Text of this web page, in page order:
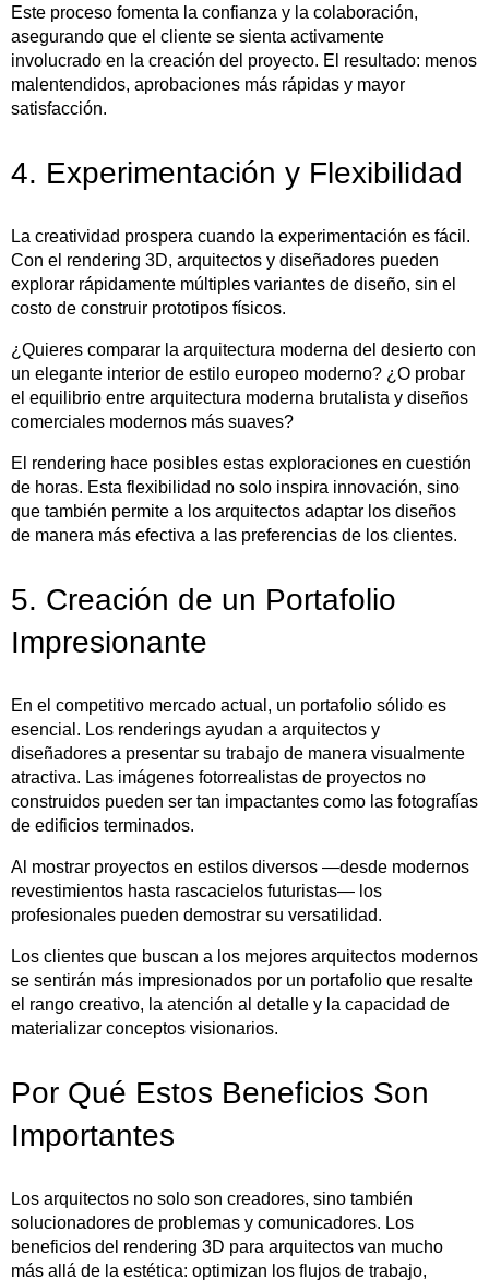
Este proceso fomenta la confianza y la colaboración,
asegurando que el cliente se sienta activamente
involucrado en la creación del proyecto. El resultado: menos
malentendidos, aprobaciones más rápidas y mayor
satisfacción.
4. Experimentación y Flexibilidad
La creatividad prospera cuando la experimentación es fácil.
Con el rendering 3D, arquitectos y diseñadores pueden
explorar rápidamente múltiples variantes de diseño, sin el
costo de construir prototipos físicos.
¿Quieres comparar la arquitectura moderna del desierto con
un elegante interior de estilo europeo moderno? ¿O probar
el equilibrio entre arquitectura moderna brutalista y diseños
comerciales modernos más suaves?
El rendering hace posibles estas exploraciones en cuestión
de horas. Esta flexibilidad no solo inspira innovación, sino
que también permite a los arquitectos adaptar los diseños
de manera más efectiva a las preferencias de los clientes.
5. Creación de un Portafolio
Impresionante
En el competitivo mercado actual, un portafolio sólido es
esencial. Los renderings ayudan a arquitectos y
diseñadores a presentar su trabajo de manera visualmente
atractiva. Las imágenes fotorrealistas de proyectos no
construidos pueden ser tan impactantes como las fotografías
de edificios terminados.
Al mostrar proyectos en estilos diversos —desde modernos
revestimientos hasta rascacielos futuristas— los
profesionales pueden demostrar su versatilidad.
Los clientes que buscan a los mejores arquitectos modernos
se sentirán más impresionados por un portafolio que resalte
el rango creativo, la atención al detalle y la capacidad de
materializar conceptos visionarios.
Por Qué Estos Beneficios Son
Importantes
Los arquitectos no solo son creadores, sino también
solucionadores de problemas y comunicadores. Los
beneficios del rendering 3D para arquitectos van mucho
más allá de la estética: optimizan los flujos de trabajo,